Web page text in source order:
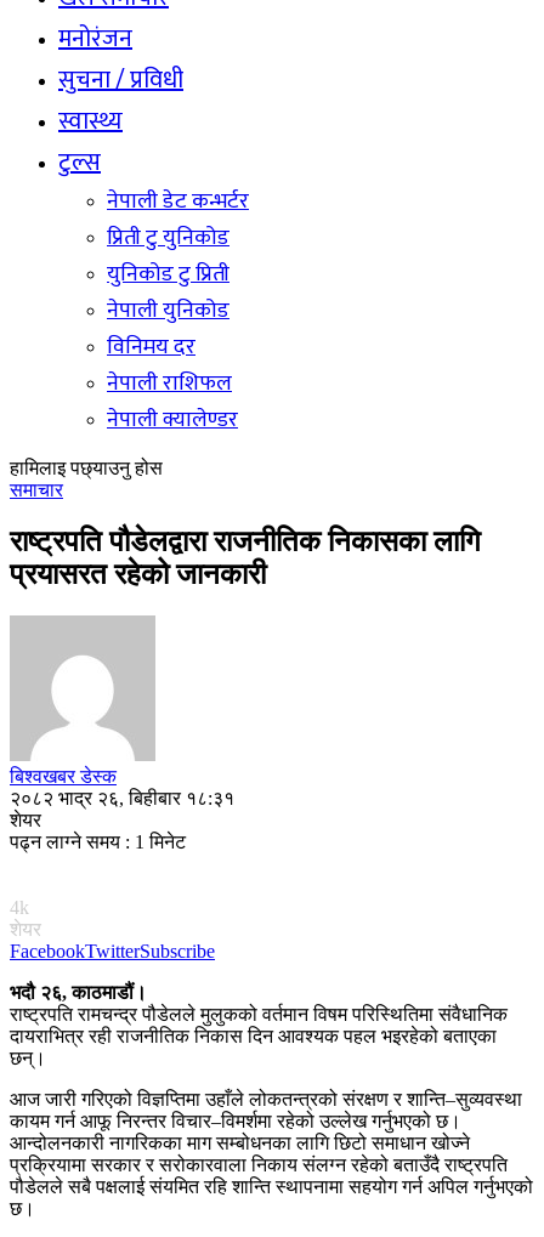
मनोरंजन
सुचना / प्रविधी
स्वास्थ्य
टुल्स
नेपाली डेट कन्भर्टर
प्रिती टु युनिकोड
युनिकोड टु प्रिती
नेपाली युनिकोड
विनिमय दर
नेपाली राशिफल
नेपाली क्यालेण्डर
हामिलाइ पछ्याउनु होस
समाचार
राष्ट्रपति पौडेलद्वारा राजनीतिक निकासका लागि
प्रयासरत रहेको जानकारी
बिश्वखबर डेस्क
२०८२ भाद्र २६, बिहीबार १८:३१
शेयर
पढ्न लाग्ने समय : 1 मिनेट
4k
शेयर
FacebookTwitterSubscribe
भदौ २६, काठमाडौं।
राष्ट्रपति रामचन्द्र पौडेलले मुलुकको वर्तमान विषम परिस्थितिमा संवैधानिक
दायराभित्र रही राजनीतिक निकास दिन आवश्यक पहल भइरहेको बताएका
छन्।
आज जारी गरिएको विज्ञप्तिमा उहाँले लोकतन्त्रको संरक्षण र शान्ति–सुव्यवस्था
कायम गर्न आफू निरन्तर विचार–विमर्शमा रहेको उल्लेख गर्नुभएको छ।
आन्दोलनकारी नागरिकका माग सम्बोधनका लागि छिटो समाधान खोज्ने
प्रक्रियामा सरकार र सरोकारवाला निकाय संलग्न रहेको बताउँदै राष्ट्रपति
पौडेलले सबै पक्षलाई संयमित रहि शान्ति स्थापनामा सहयोग गर्न अपिल गर्नुभएको
छ।